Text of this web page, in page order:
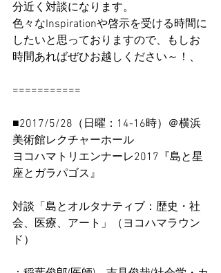
分近く対談になります。
色々なInspirationや啓示を受ける時間に
したいと思っておりますので、もしお
時間あればぜひお越しください～！、
===========
■2017/5/28（日曜：14-16時）＠横浜
美術館レクチャーホール
ヨコハマトリエンナーレ2017『島と星
座とガラパゴス』
対談「島とオルタナティブ：歴史・社
会、医療、アート」（ヨコハマラウン
ド）